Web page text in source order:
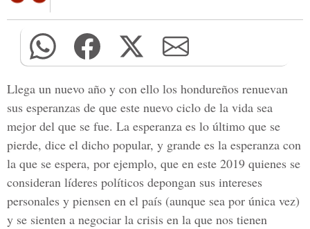
Llega un nuevo año y con ello los hondureños renuevan
sus esperanzas de que este nuevo ciclo de la vida sea
mejor del que se fue. La esperanza es lo último que se
pierde, dice el dicho popular, y grande es la esperanza con
la que se espera, por ejemplo, que en este 2019 quienes se
consideran líderes políticos depongan sus intereses
personales y piensen en el país (aunque sea por única vez)
y se sienten a negociar la crisis en la que nos tienen